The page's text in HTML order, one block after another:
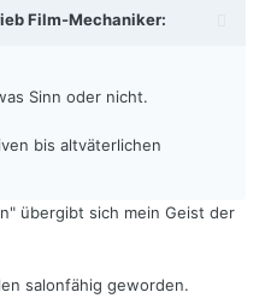
Film-Mechaniker:
Sinn oder nicht.
bis altväterlichen
übergibt sich mein Geist der
salonfähig geworden.